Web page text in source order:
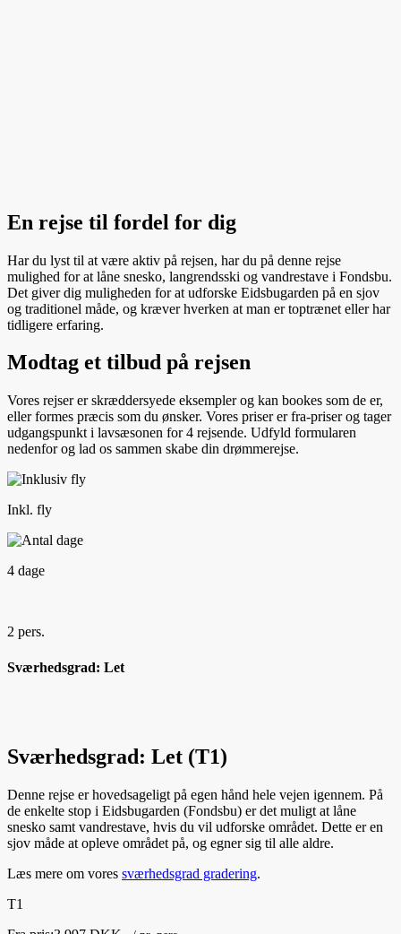
En rejse til fordel for dig
Har du lyst til at være aktiv på rejsen, har du på denne rejse
mulighed for at låne snesko, langrendsski og vandrestave i Fondsbu.
Det giver dig muligheden for at udforske Eidsbugarden på en sjov
og traditionel måde, og kræver hverken at man er toptrænet eller har
tidligere erfaring.
Modtag et tilbud på rejsen
Vores rejser er skræddersyede eksempler og kan bookes som de er,
eller formes præcis som du ønsker. Vores priser er fra-priser og tager
udgangspunkt i lavsæsonen for 4 rejsende. Udfyld formularen
nedenfor og lad os sammen skabe din drømmerejse.
Inkl. fly
4 dage
2 pers.
Sværhedsgrad: Let
Sværhedsgrad: Let (T1)
Denne rejse er hovedsageligt på egen hånd hele vejen igennem. På
de enkelte stop i Eidsbugarden (Fondsbu) er det muligt at låne
snesko samt vandrestave, hvis du vil udforske området. Dette er en
sjov måde at opleve området på, og egner sig til alle aldre.
Læs mere om vores sværhedsgrad gradering.
T1